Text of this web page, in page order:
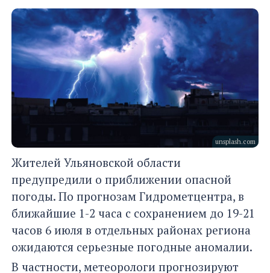
unsplash.com
Жителей Ульяновской области
предупредили о приближении опасной
погоды. По прогнозам Гидрометцентра, в
ближайшие 1-2 часа с сохранением до 19-21
часов 6 июля в отдельных районах региона
ожидаются серьезные погодные аномалии.
В частности, метеорологи прогнозируют